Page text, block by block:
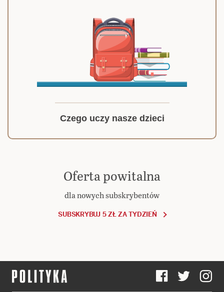
Czego uczy nasze dzieci
Oferta powitalna
dla nowych subskrybentów
SUBSKRYBUJ 5 ZŁ ZA TYDZIEŃ